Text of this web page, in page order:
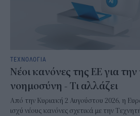
ΤΕΧΝΟΛΟΓΙΑ
Νέοι κανόνες της ΕΕ για
νοημοσύνη - Τι αλλάζει
Από την Κυριακή 2 Αυγούστου 2026, η
ισχύ νέους κανόνες σχετικά με την